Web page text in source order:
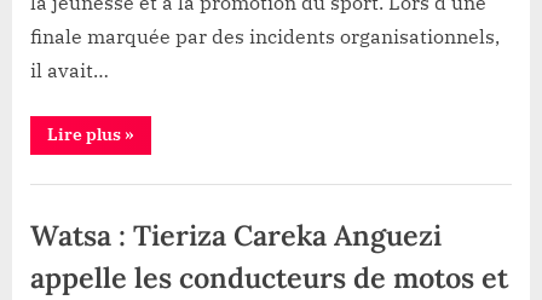
toujours
finale marquée par des incidents organisationnels,
il avait…
Lire plus“Haut-
Uélé
la
stade
moderne
toujours
en
»
Watsa : Tieriza Careka Anguezi
appelle les conducteurs de motos et